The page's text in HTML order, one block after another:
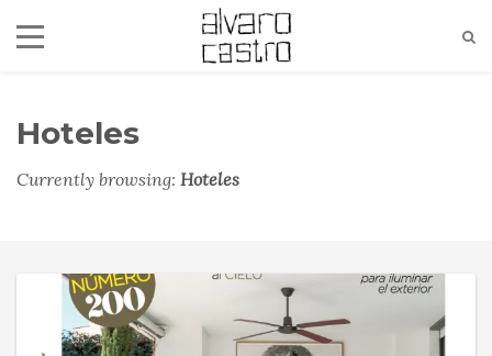
Hoteles
Currently browsing: Hoteles